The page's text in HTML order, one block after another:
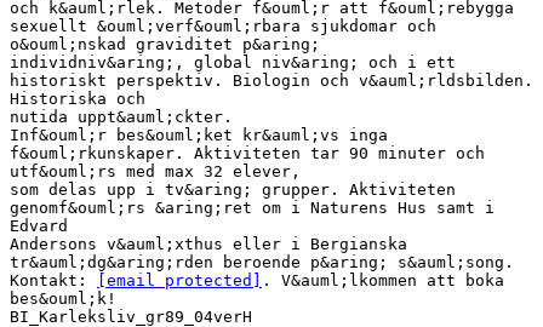
och k&auml;rlek. Metoder f&ouml;r att f&ouml;rebygga
sexuellt &ouml;verf&ouml;rbara sjukdomar och
o&ouml;nskad graviditet p&aring;
individniv&aring;, global niv&aring; och i ett
historiskt perspektiv. Biologin och v&auml;rldsbilden.
Historiska och
nutida uppt&auml;ckter.
Inf&ouml;r bes&ouml;ket kr&auml;vs inga
f&ouml;rkunskaper. Aktiviteten tar 90 minuter och
utf&ouml;rs med max 32 elever,
som delas upp i tv&aring; grupper. Aktiviteten
genomf&ouml;rs &aring;ret om i Naturens Hus samt i
Edvard
Andersons v&auml;xthus eller i Bergianska
tr&auml;dg&aring;rden beroende p&aring; s&auml;song.
Kontakt:
[email protected]
. V&auml;lkommen att boka
bes&ouml;k!
BI_Karleksliv_gr89_04verH